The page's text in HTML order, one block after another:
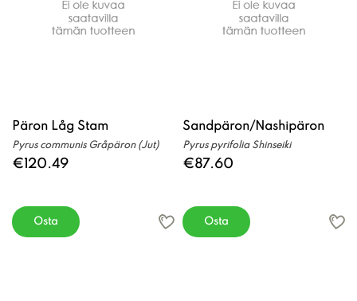
Päron Låg Stam
Pyrus communis Gråpäron (Jut)
€120.49
Osta
Sandpäron/Nashipäron
Pyrus pyrifolia Shinseiki
€87.60
Osta